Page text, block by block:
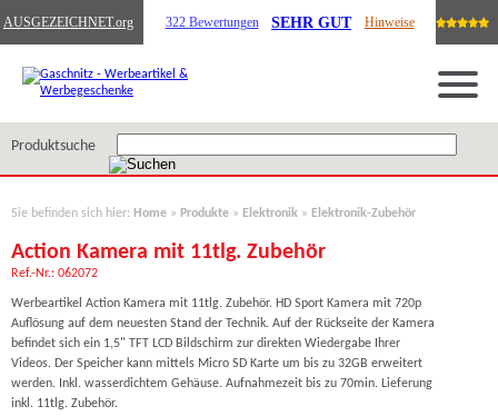
AUSGEZEICHNET.org 322 Bewertungen SEHR GUT Hinweise
Produktsuche
Sie befinden sich hier: Home » Produkte » Elektronik » Elektronik-Zubehör
Action Kamera mit 11tlg. Zubehör
Ref.-Nr.: 062072
Werbeartikel Action Kamera mit 11tlg. Zubehör. HD Sport Kamera mit 720p
Auflösung auf dem neuesten Stand der Technik. Auf der Rückseite der Kamera
befindet sich ein 1,5" TFT LCD Bildschirm zur direkten Wiedergabe Ihrer
Videos. Der Speicher kann mittels Micro SD Karte um bis zu 32GB erweitert
werden. Inkl. wasserdichtem Gehäuse. Aufnahmezeit bis zu 70min. Lieferung
inkl. 11tlg. Zubehör.